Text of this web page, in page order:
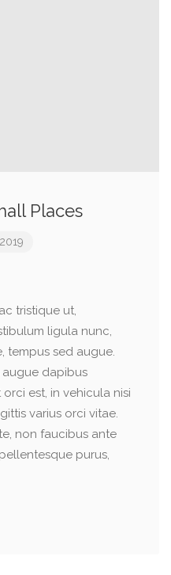
Places
tristique ut,
ligula nunc,
tempus sed augue.
augue dapibus
est, in vehicula nisi
varius orci vitae.
non faucibus ante
purus,